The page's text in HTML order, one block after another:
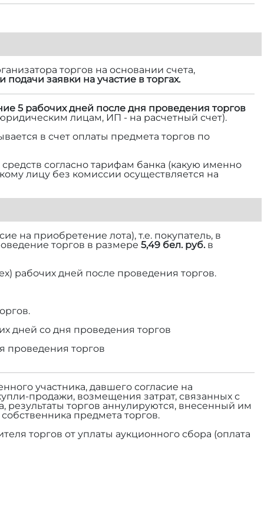
торгов на основании счета,
подачи заявки на участие в торгах.
5 рабочих дней после дня проведения торгов
лицам, ИП - на расчетный счет).
в счет оплаты предмета торгов по
согласно тарифам банка (какую именно
лицу без комиссии осуществляется на
на приобретение лота), т.е. покупатель, в
торгов в размере 5,49 бел. руб.в
рабочих дней после проведения торгов.
дней со дня проведения торгов
проведения торгов
участника, давшего согласие на
продажи, возмещения затрат, связанных с
результаты торгов аннулируются, внесенный им
предмета торгов.
торгов от уплаты аукционного сбора (оплата